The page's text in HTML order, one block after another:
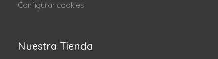
Configurar cookies
Nuestra Tienda